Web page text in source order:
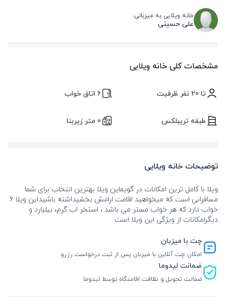
خانه ویلایی به میزبانی:
علی حسینی
مشخصات کلی خانه ویلایی
تا 20 نفر ظرفیت 6 اتاق خواب
طبقه تریبلکس 0 متر زیربنا
توضیحات خانه ویلایی
ویلا با کامل ترین امکانات در گویماین ویلا بهترین انتخاب برای شما
مسافرانی است که میخواهید اقامت ارامش بخشیداشته باشیداین ویلا 6
خواب دارد که هر خواب مستر می باشد ، استخر اب گرم، بیلیارد و
دیگرامکانات از ویژگی این ویلا است
چت با میزبان
امکان چت آنلاین با میزبان پس از ثبت درخواست رزرو
ضمانت لیدوما
ضمانت تحویل و نظافت اقامتگاه توسط لیدوما